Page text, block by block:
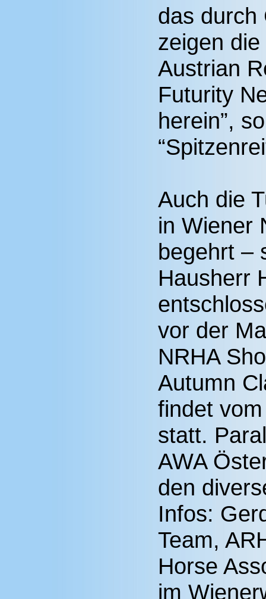
das durch
zeigen
Austrian
Futurity
herein”,
Auch die
in Wiener
begehrt –
Hausherr
vor der
NRHA
Autumn
findet
statt.
AWA
den
Infos:
Team,
Horse
im